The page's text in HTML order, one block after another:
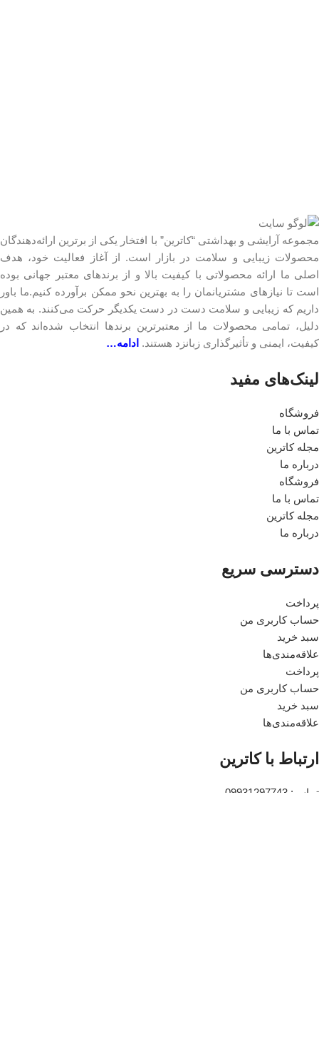
مجموعه آرایشی و بهداشتی “کاترین” با افتخار یکی از برترین ارائه‌دهندگان
محصولات زیبایی و سلامت در بازار است. از آغاز فعالیت خود، هدف
اصلی ما ارائه محصولاتی با کیفیت بالا و از برندهای معتبر جهانی بوده
است تا نیازهای مشتریانمان را به بهترین نحو ممکن برآورده کنیم.ما باور
داریم که زیبایی و سلامت دست در دست یکدیگر حرکت می‌کنند. به همین
دلیل، تمامی محصولات ما از معتبرترین برندها انتخاب شده‌اند که در
کیفیت، ایمنی و تأثیرگذاری زبانزد هستند. ادامه…
لینک‎‌های مفید
فروشگاه
تماس با ما
مجله کاترین
درباره ما
فروشگاه
تماس با ما
مجله کاترین
درباره ما
دسترسی سریع
پرداخت
حساب کاربری من
سبد خرید
علاقه‌مندی‌ها
پرداخت
حساب کاربری من
سبد خرید
علاقه‌مندی‌ها
ارتباط با کاترین
تماس: 09931297743